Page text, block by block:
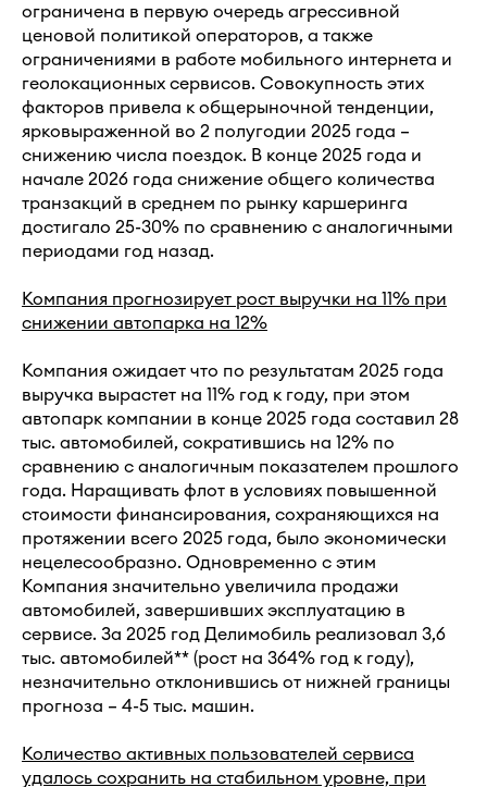
ограничена в первую очередь агрессивной
ценовой политикой операторов, а также
ограничениями в работе мобильного интернета и
геолокационных сервисов. Совокупность этих
факторов привела к общерыночной тенденции,
ярковыраженной во 2 полугодии 2025 года –
снижению числа поездок. В конце 2025 года и
начале 2026 года снижение общего количества
транзакций в среднем по рынку каршеринга
достигало 25-30% по сравнению с аналогичными
периодами год назад.
Компания прогнозирует рост выручки на 11% при
снижении автопарка на 12%
Компания ожидает что по результатам 2025 года
выручка вырастет на 11% год к году, при этом
автопарк компании в конце 2025 года составил 28
тыс. автомобилей, сократившись на 12% по
сравнению с аналогичным показателем прошлого
года. Наращивать флот в условиях повышенной
стоимости финансирования, сохраняющихся на
протяжении всего 2025 года, было экономически
нецелесообразно. Одновременно с этим
Компания значительно увеличила продажи
автомобилей, завершивших эксплуатацию в
сервисе. За 2025 год Делимобиль реализовал 3,6
тыс. автомобилей** (рост на 364% год к году),
незначительно отклонившись от нижней границы
прогноза – 4-5 тыс. машин.
Количество активных пользователей сервиса
удалось сохранить на стабильном уровне, при